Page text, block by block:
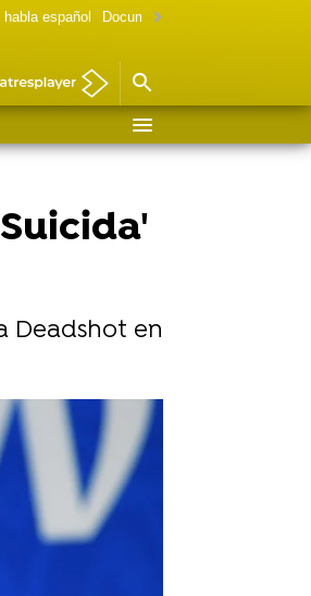
español Documental Las chicas Gilmore
Deadshot en